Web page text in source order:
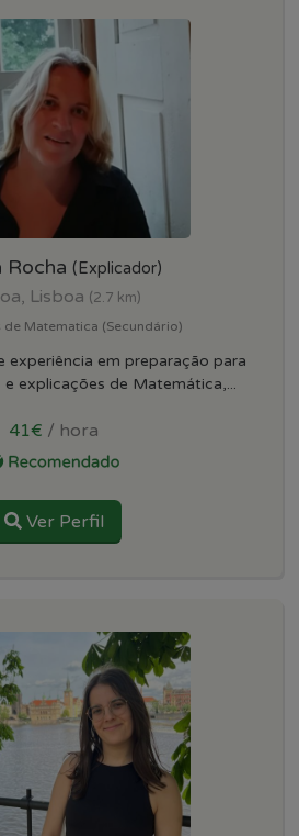
Rocha (Explicador)
Lisboa (2.7 km)
de Matematica (Secundário)
experiência em preparação para
e explicações de Matemática,...
41€ / hora
Ver Perfil